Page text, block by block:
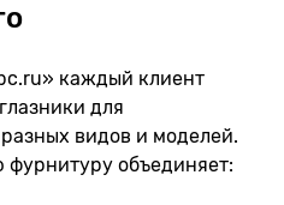
каждый клиент
для
видов и моделей.
объединяет: